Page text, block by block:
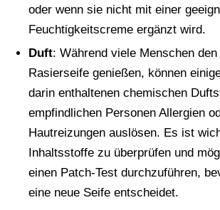
oder wenn sie nicht mit einer
Feuchtigkeitscreme ergänzt wird.
Duft: Während viele Menschen
Rasierseife genießen, können
darin enthaltenen chemischen
empfindlichen Personen Allergien
Hautreizungen auslösen. Es ist
Inhaltsstoffe zu überprüfen und
einen Patch-Test durchzuführen,
eine neue Seife entscheidet.